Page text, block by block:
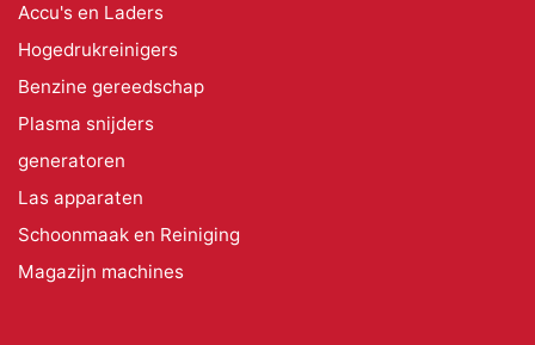
Accu's en Laders
Hogedrukreinigers
Benzine gereedschap
Plasma snijders
generatoren
Las apparaten
Schoonmaak en Reiniging
Magazijn machines